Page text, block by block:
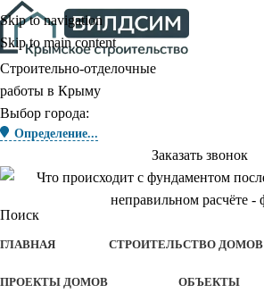
Skip to navigation
Skip to main content
Строительно-отделочные
работы в Крыму
Выбор города:
Определение...
Заказать звонок
Поиск
ГЛАВНАЯ СТРОИТЕЛЬСТВО ДОМОВ
ПРОЕКТЫ ДОМОВ ОБЪЕКТЫ